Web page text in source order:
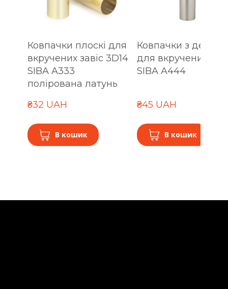
Ковпачки плоскі для
вкручених завіс 3D14
SIBA A333
полірована латунь
₴32 UAH
В кошик
Ковпачки з
для вкручених
SIBA A444
₴45 UAH
В кошик